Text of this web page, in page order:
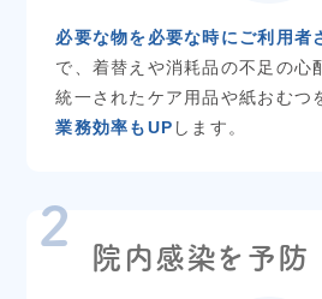
必要な物を必要な時にご利用者
で、着替えや消耗品の不足の心
統一されたケア用品や紙おむつ
業務効率もUP します。
院内感染を予防